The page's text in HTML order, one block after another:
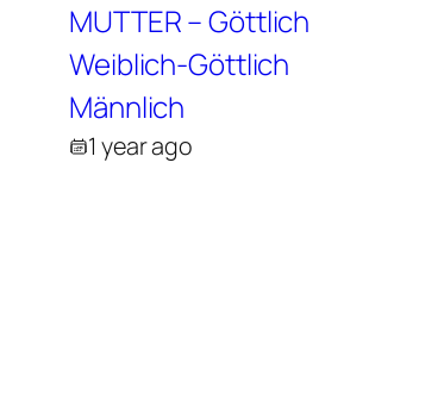
MUTTER – Göttlich
Weiblich-Göttlich
Männlich
1 year ago